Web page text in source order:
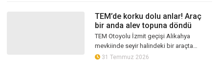
TEM’de korku dolu anlar! Araç
bir anda alev topuna döndü
TEM Otoyolu İzmit geçişi Alikahya
mevkiinde seyir halindeki bir araçta
yangın çıktı. Dumanları fark ederek aracını
31 Temmuz 2026